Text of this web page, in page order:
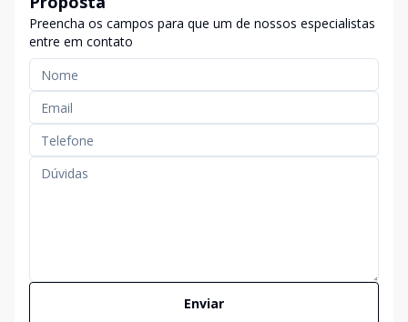
Preencha os campos para que um de nossos especialistas
entre em contato
Enviar